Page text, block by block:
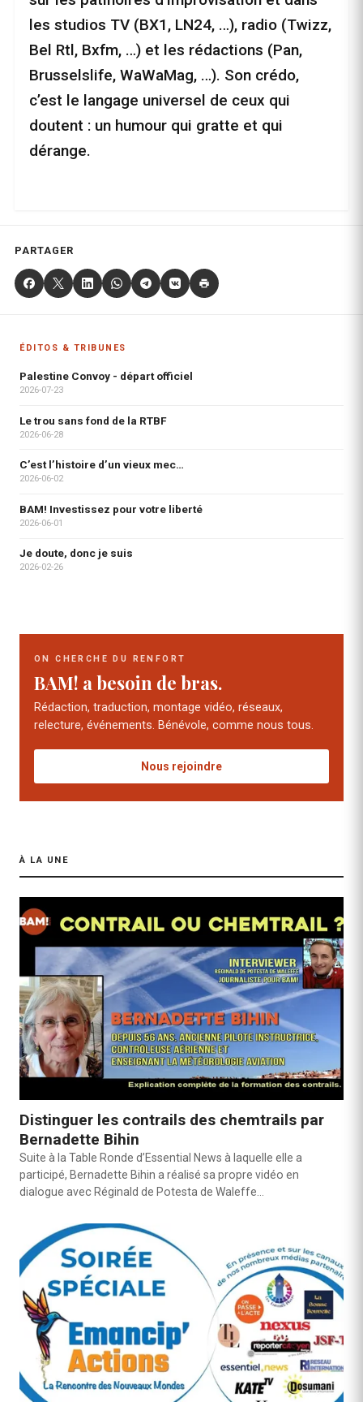
les studios TV (BX1, LN24, …), radio (Twizz,
Bel Rtl, Bxfm, …) et les rédactions (Pan,
Brusselslife, WaWaMag, …). Son crédo,
c’est le langage universel de ceux qui
doutent : un humour qui gratte et qui
dérange.
PARTAGER
ÉDITOS & TRIBUNES
Palestine Convoy - départ officiel
2026-07-23
Le trou sans fond de la RTBF
2026-06-28
C’est l’histoire d’un vieux mec…
2026-06-02
BAM! Investissez pour votre liberté
2026-06-01
Je doute, donc je suis
2026-02-26
ON CHERCHE DU RENFORT
BAM! a besoin de bras.
Rédaction, traduction, montage vidéo, réseaux,
relecture, événements. Bénévole, comme nous tous.
Nous rejoindre
À LA UNE
Distinguer les contrails des chemtrails par
Bernadette Bihin
Suite à la Table Ronde d’Essential News à laquelle elle a
participé, Bernadette Bihin a réalisé sa propre vidéo en
dialogue avec Réginald de Potesta de Waleffe…